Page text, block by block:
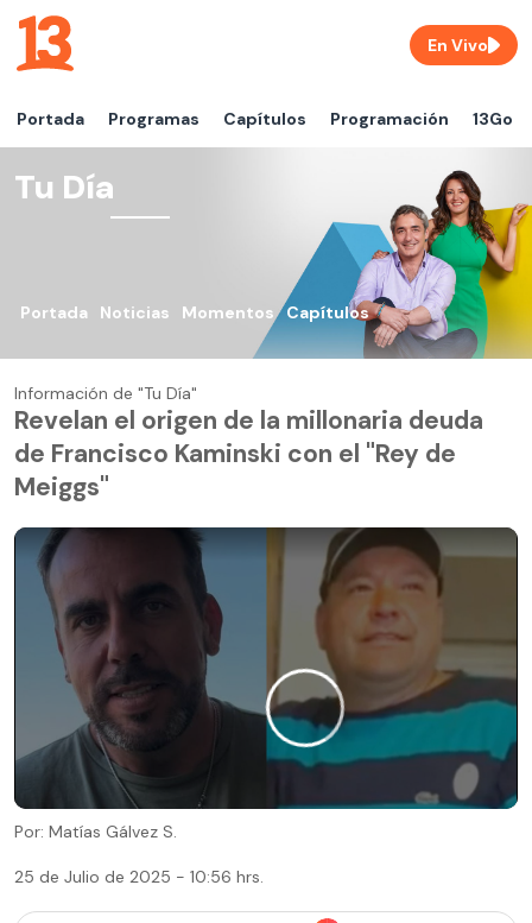
Portada Programas Capítulos Programación 13Go
En Vivo
Tu Día
Portada Noticias Momentos Capítulos
Información de "Tu Día"
Revelan el origen de la millonaria deuda
de Francisco Kaminski con el "Rey de
Meiggs"
Por: Matías Gálvez S.
25 de Julio de 2025 - 10:56 hrs.